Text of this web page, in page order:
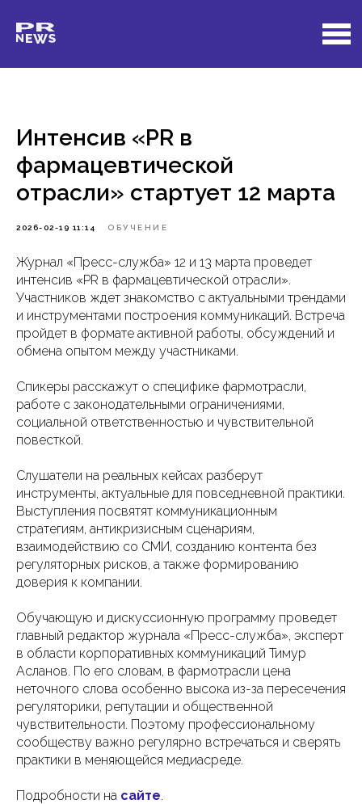
Интенсив «PR в
фармацевтической
отрасли» стартует 12 марта
2026-02-19 11:14 ОБУЧЕНИЕ
Журнал «Пресс-служба» 12 и 13 марта проведет
интенсив «PR в фармацевтической отрасли».
Участников ждет знакомство с актуальными трендами
и инструментами построения коммуникаций. Встреча
пройдет в формате активной работы, обсуждений и
обмена опытом между участниками.
Спикеры расскажут о специфике фармотрасли,
работе с законодательными ограничениями,
социальной ответственностью и чувствительной
повесткой.
Слушатели на реальных кейсах разберут
инструменты, актуальные для повседневной практики.
Выступления посвятят коммуникационным
стратегиям, антикризисным сценариям,
взаимодействию со СМИ, созданию контента без
регуляторных рисков, а также формированию
доверия к компании.
Обучающую и дискуссионную программу проведет
главный редактор журнала «Пресс-служба», эксперт
в области корпоративных коммуникаций Тимур
Асланов. По его словам, в фармотрасли цена
неточного слова особенно высока из-за пересечения
регуляторики, репутации и общественной
чувствительности. Поэтому профессиональному
сообществу важно регулярно встречаться и сверять
практики в меняющейся медиасреде.
Подробности на сайте.